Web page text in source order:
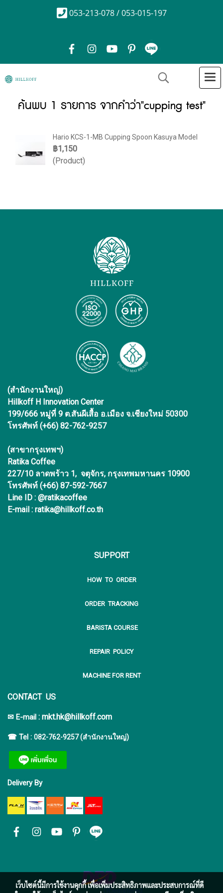
053-213-078 / 053-015-197
ค้นพบ 1 รายการ จากคำว่า"cupping test"
Hario KCS-1-MB Cupping Spoon Kasuya Model
฿1,150
(Product)
(สำนักงานใหญ่)
Hillkoff H Innovation Center
199/666 หมู่ที่ 9 ต.สันผีเสื้อ อ.เมือง จ.เชียงใหม่ 50300
โทรศัพท์ (+66) 82-762-9257
(สาขากรุงเทพฯ)
Ratika Coffee
227/10 ลาดพร้าว 1, จตุจักร, กรุงเทพมหานคร 10900
โทรศัพท์ (+66) 87-592-7667
Line ID : @ratikacoffee
E-mail : ratika@hillkoff.co.th
SUPPORT
HOW TO ORDER
ORDER TRACKING
BARISTA COURSE
REPAIR POLICY
MACHINE FOR RENT
CONTACT US
✉ E-mail : mkt.hk@hillkoff.com
☎ Tel : 082-762-9257 (สำนักงานใหญ่)
Delivery By
เว็บไซต์นี้มีการใช้งานคุกกี้ เพื่อเพิ่มประสิทธิภาพและประสบการณ์ที่ดี